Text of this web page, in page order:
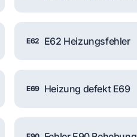
E62 E62 Heizungsfehler
E69 Heizung defekt E69